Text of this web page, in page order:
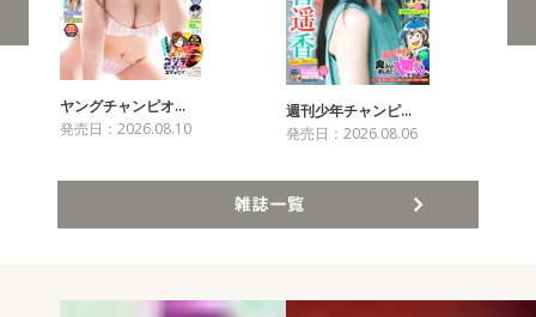
ヤングチャンピオ…
発売日：2026.08.10
週刊少年チャンピ…
発売日：2026.08.06